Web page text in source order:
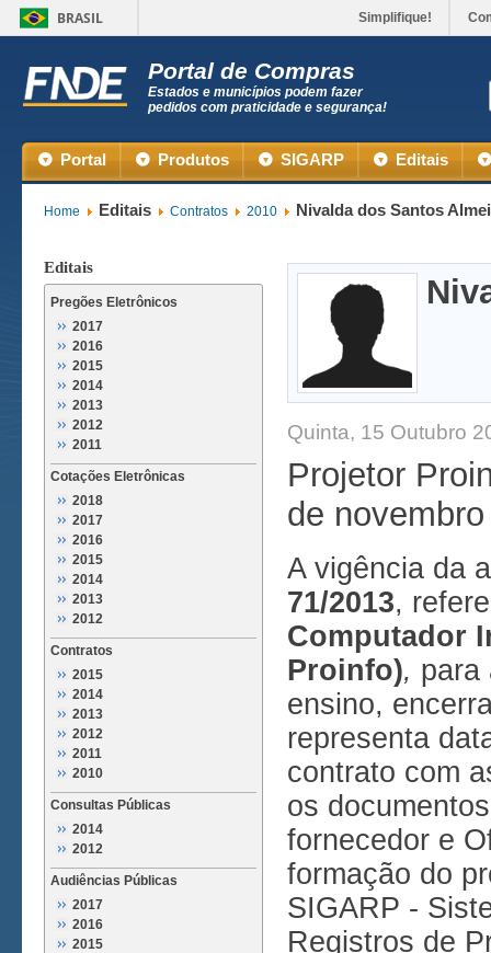
BRASIL Simplifique!
Portal de Compras
Estados e municípios podem fazer
pedidos com praticidade e segurança!
Portal Produtos SIGARP Editais
Home Editais Contratos 2010 Nivalda dos Santos
Editais
Pregões Eletrônicos
2017
2016
2015
2014
2013
2012
2011
Cotações Eletrônicas
2018
2017
2016
2015
2014
2013
2012
Contratos
2015
2014
2013
2012
2011
2010
Consultas Públicas
2014
2012
Audiências Públicas
2017
2016
2015
Quinta, 15 Outubro
Projetor
de
A vigência da
71/2013,
Computador
Proinfo), para
ensino,
representa
contrato com
os
fornecedor e
formação do
SIGARP -
Registros de